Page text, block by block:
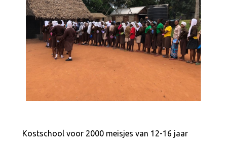
Kostschool voor 2000 meisjes van 12-16 jaar